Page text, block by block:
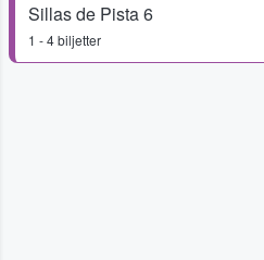
Sillas de Pista 6
1 - 4 biljetter